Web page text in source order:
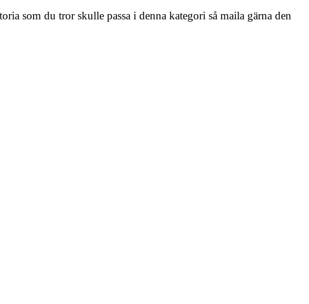
som du tror skulle passa i denna kategori så maila gärna den